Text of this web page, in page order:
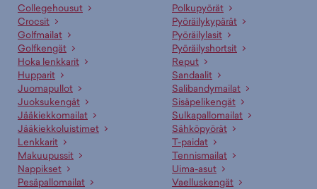
Collegehousut
Crocsit
Golfmailat
Golfkengät
Hoka lenkkarit
Hupparit
Juomapullot
Juoksukengät
Jääkiekkomailat
Jääkiekkoluistimet
Lenkkarit
Makuupussit
Nappikset
Pesäpallomailat
Polkupyörät
Pyöräilykypärät
Pyöräilylasit
Pyöräilyshortsit
Reput
Sandaalit
Salibandymailat
Sisäpelikengät
Sulkapallomailat
Sähköpyörät
T-paidat
Tennismailat
Uima-asut
Vaelluskengät